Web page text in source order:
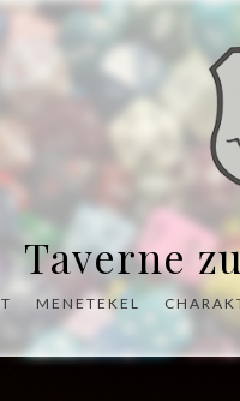
Taverne
MENETEKEL